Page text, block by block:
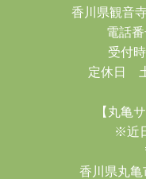
香川県観音
電話
受付
定休日
【丸亀
※近
香川県丸